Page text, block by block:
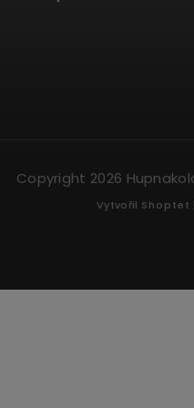
Copyright 2026
Vytvořil Shoptet